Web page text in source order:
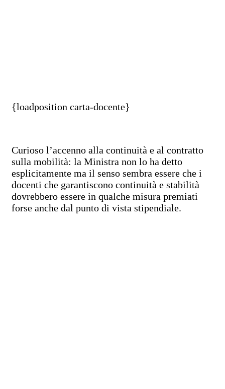
{loadposition carta-docente}
Curioso l’accenno alla continuità e al contratto
sulla mobilità: la Ministra non lo ha detto
esplicitamente ma il senso sembra essere che i
docenti che garantiscono continuità e stabilità
dovrebbero essere in qualche misura premiati
forse anche dal punto di vista stipendiale.